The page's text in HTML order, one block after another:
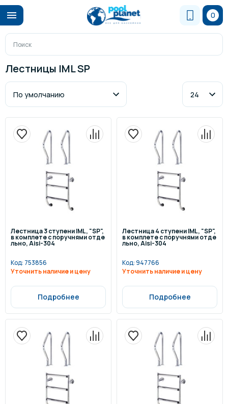
0
Лестницы IML SP
Лестница 3 ступени IML, "SP",
в комплете с поручнями отде
льно, Aisi-304
Код: 753856
Уточнить наличие и цену
Подробнее
Лестница 4 ступени IML, "SP",
в комплете с поручнями отде
льно, Aisi-304
Код:947766
Уточнить наличие и цену
Подробнее